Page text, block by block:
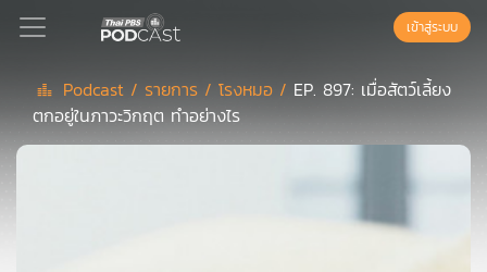
Podcast
เข้าสู่ระบบ
Podcast / รายการ /โรงหมอ / EP. 897: เมื่อสัตว์เลี้ยง
ตกอยู่ในภาวะวิกฤต ทำอย่างไร